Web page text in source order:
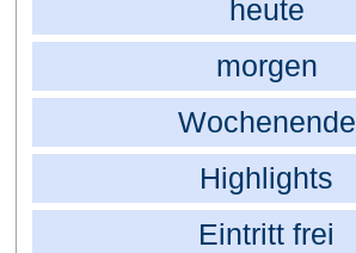
heute
morgen
Wochenende
Highlights
Eintritt frei